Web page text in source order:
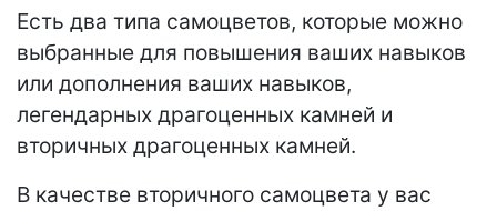
Есть два типа самоцветов, которые можно
выбранные для повышения ваших навыков
или дополнения ваших навыков,
легендарных драгоценных камней и
вторичных драгоценных камней.
В качестве вторичного самоцвета у вас